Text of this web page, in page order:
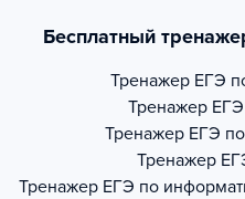
Бесплатный
Тренажер ЕГЭ
Тренажер
Тренажер ЕГЭ
Тренажер
Тренажер ЕГЭ по